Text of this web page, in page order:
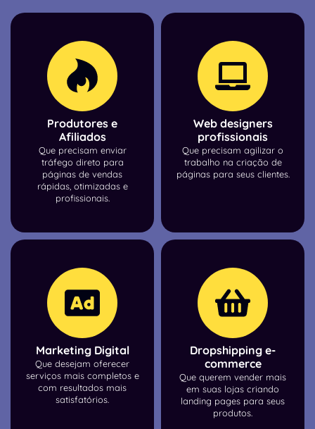
Produtores e
Afiliados
Que precisam enviar
tráfego direto para
páginas de vendas
rápidas, otimizadas e
profissionais.
Web designers
profissionais
Que precisam agilizar o
trabalho na criação de
páginas para seus clientes.
Marketing Digital
Que desejam oferecer
serviços mais completos e
com resultados mais
satisfatórios.
Dropshipping e-
commerce
Que querem vender mais
em suas lojas criando
landing pages para seus
produtos.